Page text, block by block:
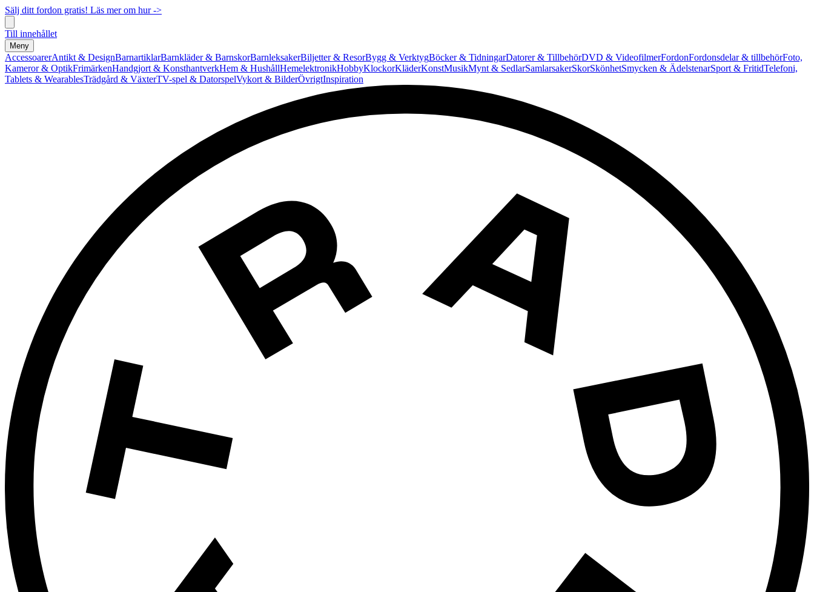
Sälj ditt fordon gratis! Läs mer om hur ->
Till innehållet
Meny
AccessoarerAntikt & DesignBarnartiklarBarnkläder & BarnskorBarnleksakerBiljetter & ResorBygg & VerktygBöcker & TidningarDatorer & TillbehörDVD & VideofilmerFordonFordonsdelar & tillbehörFoto,
Kameror & OptikFrimärkenHandgjort & KonsthantverkHem & HushållHemelektronikHobbyKlockorKläderKonstMusikMynt & SedlarSamlarsakerSkorSkönhetSmycken & ÄdelstenarSport & FritidTelefoni,
Tablets & WearablesTrädgård & VäxterTV-spel & DatorspelVykort & BilderÖvrigtInspiration